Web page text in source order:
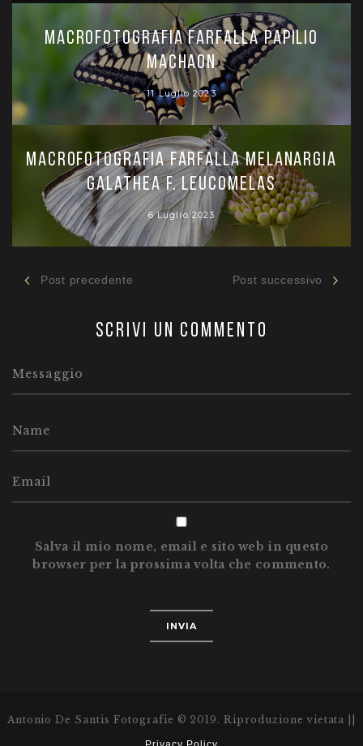
Macrofotografia farfalla Papilio
machaon
11 Luglio 2023
Macrofotografia Farfalla Melanargia
galathea f. leucomelas
6 Luglio 2023
Post precedente Post successivo
Scrivi un commento
Salva il mio nome, email e sito web in questo
browser per la prossima volta che commento.
Antonio De Santis Fotografie © 2019. Riproduzione vietata ||